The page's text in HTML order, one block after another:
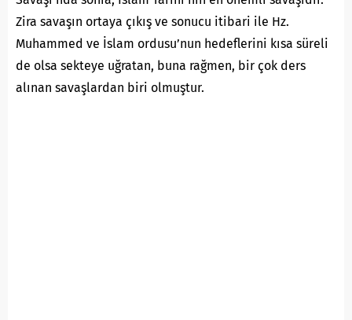
Zira savaşın ortaya çıkış ve sonucu itibari ile Hz.
Muhammed ve İslam ordusu’nun hedeflerini kısa süreli
de olsa sekteye uğratan, buna rağmen, bir çok ders
alınan savaşlardan biri olmuştur.